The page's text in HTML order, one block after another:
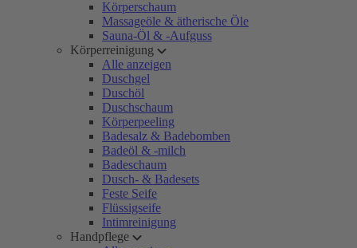
Körperschaum
Massageöle & ätherische Öle
Sauna-Öl & -Aufguss
Körperreinigung
Alle anzeigen
Duschgel
Duschöl
Duschschaum
Körperpeeling
Badesalz & Badebomben
Badeöl & -milch
Badeschaum
Dusch- & Badesets
Feste Seife
Flüssigseife
Intimreinigung
Handpflege